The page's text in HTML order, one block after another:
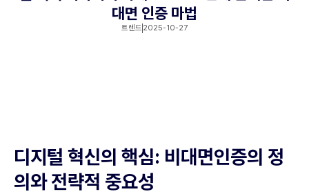
대면 인증 마법
트렌드 2025-10-27
디지털 혁신의 핵심: 비대면인증의 정
의와 전략적 중요성